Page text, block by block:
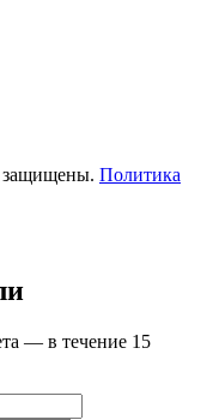
защищены. Политика
— в течение 15